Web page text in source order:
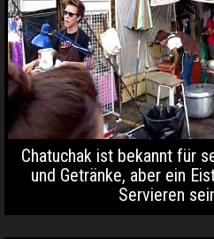
Chatuchak ist bekannt für
und Getränke, aber ein
Servieren